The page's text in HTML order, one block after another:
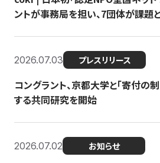
ントが事務局を担い、7団体が課題
2026.07.03 プレスリリース
コングラント、京都大学と「寄付の
する共同研究を開始
2026.07.02 お知らせ